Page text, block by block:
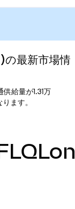
最新市場情
給量が1.31万
ます。